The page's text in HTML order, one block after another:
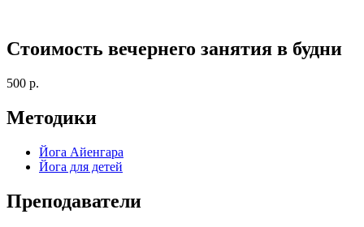
Стоимость вечернего занятия в будни
500 р.
Методики
Йога Айенгара
Йога для детей
Преподаватели